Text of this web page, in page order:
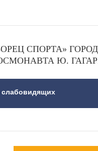
СПОРТА»
Ю.
слабовидящих